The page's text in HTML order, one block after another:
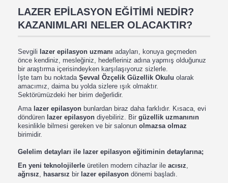
LAZER EPİLASYON EĞİTİMİ NEDİR?
KAZANIMLARI NELER OLACAKTIR?
Sevgili lazer epilasyon uzmanı adayları, konuya geçmeden
önce kendiniz, mesleğiniz, hedefleriniz adına yapmış olduğunuz
bir araştırma içerisindeyken karşılaşıyoruz sizlerle.
İşte tam bu noktada Şevval Özçelik Güzellik Okulu olarak
amacımız, daima bu yolda sizlere ışık olmaktır.
Sektörümüzdeki her birim değerlidir.
Ama lazer epilasyon bunlardan biraz daha farklıdır. Kısaca, evi
döndüren lazer epilasyon diyebiliriz. Bir güzellik uzmanının
kesinlikle bilmesi gereken ve bir salonun olmazsa olmaz
birimidir.
Gelelim detayları ile lazer epilasyon eğitiminin detaylarına;
En yeni teknolojilerle üretilen modern cihazlar ile acısız
ağrısız
hasarsız bir lazer epilasyon dönemi başladı.